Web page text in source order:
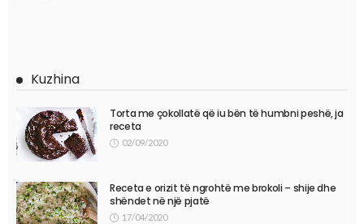
Kuzhina
Torta me çokollatë që iu bën të humbni peshë, ja
receta
02/09/2020
Receta e orizit të ngrohtë me brokoli – shije dhe
shëndet në një pjatë
17/04/2020